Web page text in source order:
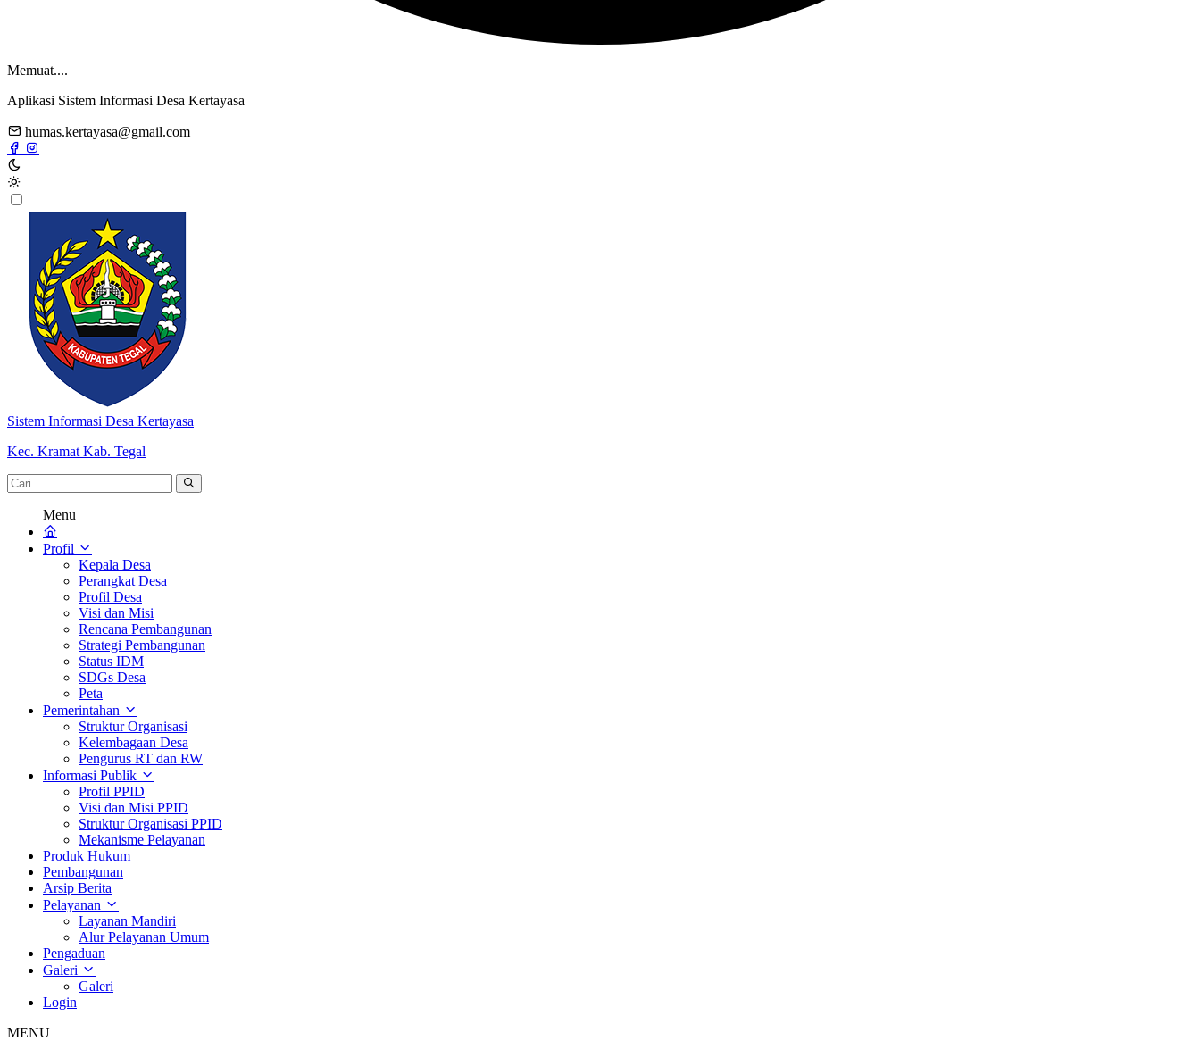
Memuat....
Aplikasi Sistem Informasi Desa Kertayasa
humas.kertayasa@gmail.com
Sistem Informasi Desa Kertayasa
Kec. Kramat Kab. Tegal
Menu
Profil
Kepala Desa
Perangkat Desa
Profil Desa
Visi dan Misi
Rencana Pembangunan
Strategi Pembangunan
Status IDM
SDGs Desa
Peta
Pemerintahan
Struktur Organisasi
Kelembagaan Desa
Pengurus RT dan RW
Informasi Publik
Profil PPID
Visi dan Misi PPID
Struktur Organisasi PPID
Mekanisme Pelayanan
Produk Hukum
Pembangunan
Arsip Berita
Pelayanan
Layanan Mandiri
Alur Pelayanan Umum
Pengaduan
Galeri
Galeri
Login
MENU